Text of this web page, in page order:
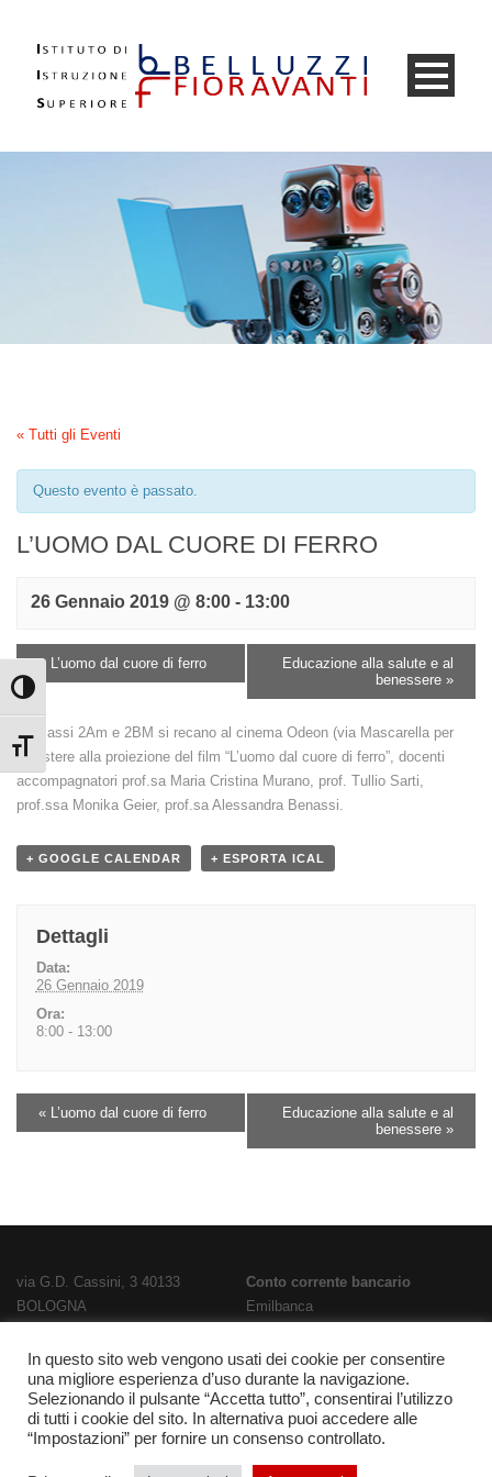
Attiva/disattiva alto contrasto
Attiva/disattiva dimensione testo
« Tutti gli Eventi
Questo evento è passato.
L’UOMO DAL CUORE DI FERRO
26 Gennaio 2019 @ 8:00 - 13:00
« L’uomo dal cuore di ferro
Educazione alla salute e al
benessere »
Le classi 2Am e 2BM si recano al cinema Odeon (via Mascarella per
assistere alla proiezione del film “L’uomo dal cuore di ferro”, docenti
accompagnatori prof.sa Maria Cristina Murano, prof. Tullio Sarti,
prof.ssa Monika Geier, prof.sa Alessandra Benassi.
+ GOOGLE CALENDAR + ESPORTA ICAL
Dettagli
Data:
26 Gennaio 2019
Ora:
8:00 - 13:00
« L’uomo dal cuore di ferro
Educazione alla salute e al
benessere »
via G.D. Cassini, 3 40133
BOLOGNA
E-Mail:bois02300g@istruzione.it
PEC: bois02300g@pec.istruzione.it
Codice meccanografico
BOIS02300G
Codice fiscale 91337340375
Conto corrente bancario
Emilbanca
IT28T0707236670000000186800
Codice FatturazioneUFPL93
Codice IPAistsc_bois02300g
In questo sito web vengono usati dei cookie per consentire
una migliore esperienza d’uso durante la navigazione.
Selezionando il pulsante “Accetta tutto”, consentirai l’utilizzo
di tutti i cookie del sito. In alternativa puoi accedere alle
“Impostazioni” per fornire un consenso controllato.